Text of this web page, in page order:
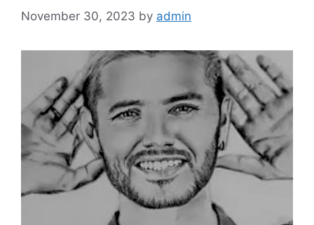
November 30, 2023 by admin